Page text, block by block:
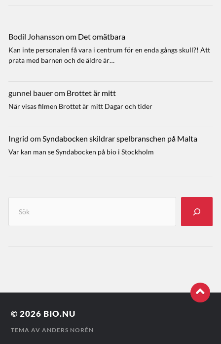
Bodil Johansson om Det omätbara
Kan inte personalen få vara i centrum för en enda gångs skull?! Att
prata med barnen och de äldre är…
gunnel bauerom Brottet är mitt
När visas filmen Brottet är mitt Dagar och tider
Ingrid omSyndabocken skildrar spelbranschen på Malta
Var kan man se Syndabocken på bio i Stockholm
© 2026 BIO.NU
TEMA AVANDERS NORÉN